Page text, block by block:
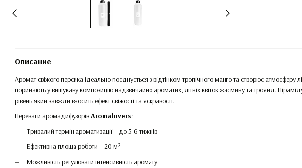
Описание
Аромат свіжого персика ідеально поєднується з відтінком тропічного манго та створює атмосферу
поринають у вишукану композицію надзвичайно ароматих, літніх квіток жасмину та троянд.
рівень який завжди вносить ефект свіжості та яскравості.
Переваги аромадифузорівAromalovers:
Тривалий термін ароматизації – до 5-6 тижнів
Ефективна площа роботи – 20 м²
Можливість регулювати інтенсивність аромату